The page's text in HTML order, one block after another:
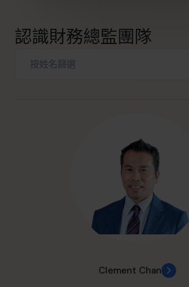
認識財務總監團隊
Clement Chan